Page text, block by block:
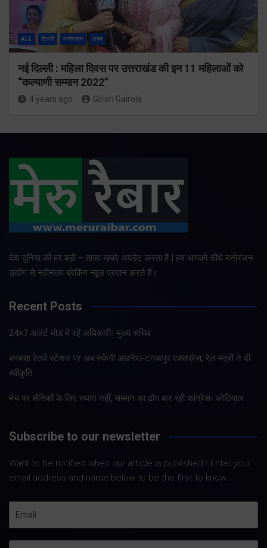
ALL दिल्ली मनोरंजन राज्य
नई दिल्ली : महिला दिवस पर उत्तराखंड की इन 11 महिलाओं को
“कल्याणी सम्मान 2022”
4 years ago Girish Gairola
देश दुनिया की हर बड़ी – ताजा खबरे अपडेट करता है | हम आपको सीधे मनोरंजन
उद्योग से नवीनतम ब्रेकिंग न्यूज प्रदान करते हैं।
Recent Posts
24×7 अलर्ट मोड में रहें अधिकारीः मुख्य सचिव
बनबसा रेलवे स्टेशन पर अब रुकेगी अछनेरा-टनकपुर एक्सप्रेस, रेल मंत्री ने दी
स्वीकृति
मंच पर सैनिकों के लिए स्थान नहीं, सम्मान का ढोंग कर रही कांग्रेसः कोठियाल
Subscribe to our newsletter
Want to be notified when our article is published? Enter your
email address and name below to be the first to know.